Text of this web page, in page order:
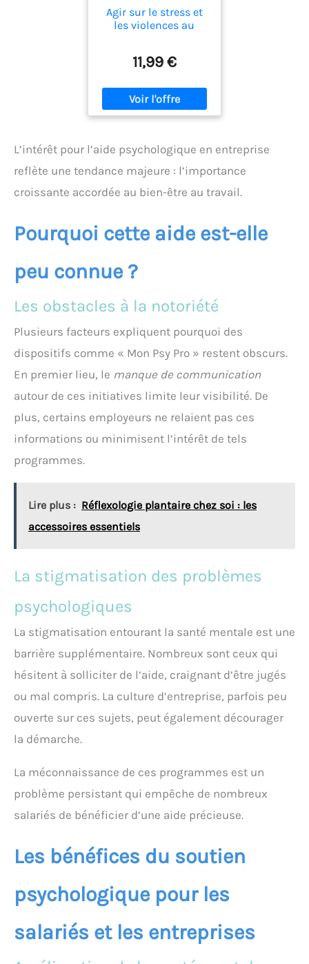
Agir sur le stress et
les violences au
11,99 €
L’intérêt pour l’aide psychologique en entreprise
reflète une tendance majeure : l’importance
croissante accordée au bien-être au travail.
Pourquoi cette aide est-elle
peu connue ?
Les obstacles à la notoriété
Plusieurs facteurs expliquent pourquoi des
dispositifs comme « Mon Psy Pro » restent obscurs.
En premier lieu, le manque de communication
autour de ces initiatives limite leur visibilité. De
plus, certains employeurs ne relaient pas ces
informations ou minimisent l’intérêt de tels
programmes.
Lire plus : Réflexologie plantaire chez soi : les
accessoires essentiels
La stigmatisation des problèmes
psychologiques
La stigmatisation entourant la santé mentale est une
barrière supplémentaire. Nombreux sont ceux qui
hésitent à solliciter de l’aide, craignant d’être jugés
ou mal compris. La culture d’entreprise, parfois peu
ouverte sur ces sujets, peut également décourager
la démarche.
La méconnaissance de ces programmes est un
problème persistant qui empêche de nombreux
salariés de bénéficier d’une aide précieuse.
Les bénéfices du soutien
psychologique pour les
salariés et les entreprises